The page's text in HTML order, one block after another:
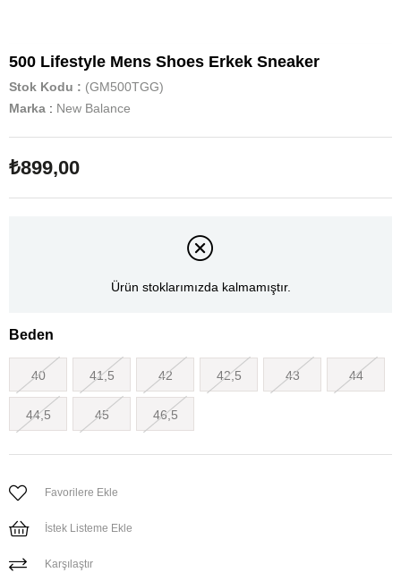
500 Lifestyle Mens Shoes Erkek Sneaker
Stok Kodu
(GM500TGG)
Marka : New Balance
₺899,00
Ürün stoklarımızda kalmamıştır.
Beden
40 41,5 42 42,5 43 44
44,5 45 46,5
Favorilere Ekle
İstek Listeme Ekle
Karşılaştır